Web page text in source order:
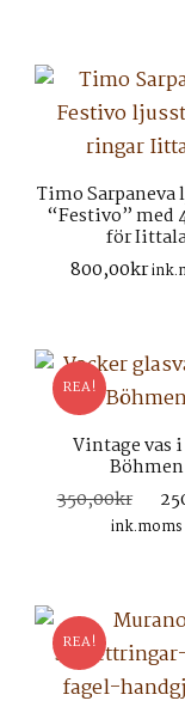
Timo Sarpaneva
“Festivo” med
för
800,00kr
REA!
Vintage vas
Böhmen
350,00kr
Det
ink.moms
REA!